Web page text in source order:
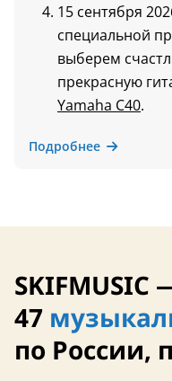
15 сентября
специальной
выберем
прекрасную
Yamaha C40.
Подробнее
SKIFMUSIC
47
по России,